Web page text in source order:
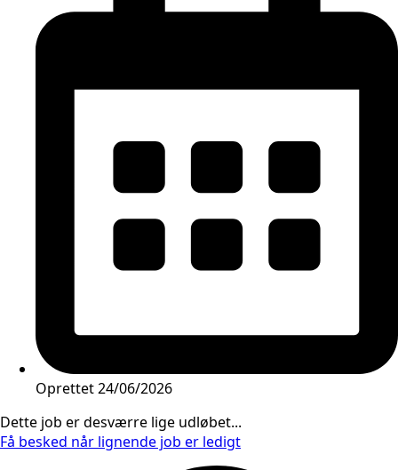
Oprettet24/06/2026
Dette job er desværre lige udløbet...
Få besked når lignende job er ledigt